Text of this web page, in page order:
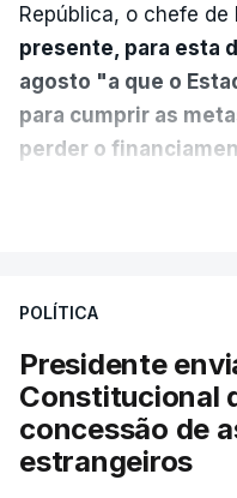
República, o chefe de
presente, para esta
agosto "a que o
para cumprir as
perder o
sistema mais
"Sempre que seja
eliminar
chegam a quem mais
um passo na direção
POLÍTICA
Presidente
Constitucional
concessão de
estrangeiros